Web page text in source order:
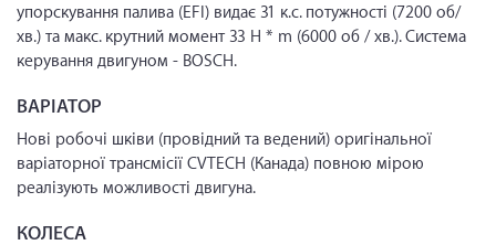
упорскування палива (EFI) видає 31 к.с. потужності (7200 об/
хв.) та макс. крутний момент 33 H * m (6000 об / хв.). Система
керування двигуном - BOSCH.
ВАРІАТОР
Нові робочі шківи (провідний та ведений) оригінальної
варіаторної трансмісії CVTECH (Канада) повною мірою
реалізують можливості двигуна.
КОЛЕСА